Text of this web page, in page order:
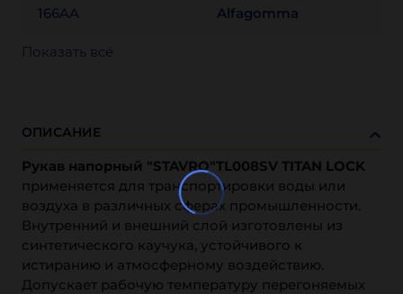
166AA Alfagomma
Показать всё
ОПИСАНИЕ
Рукав напорный "STAVRO"TL008SV TITAN LOCK
применяется для транспортировки воды или
воздуха в различных сферах промышленности.
Внутренний и внешний слой изготовлены из
синтетического каучука, устойчивого к
истиранию и атмосферному воздействию.
Допускает рабочую температуру перегоняемых